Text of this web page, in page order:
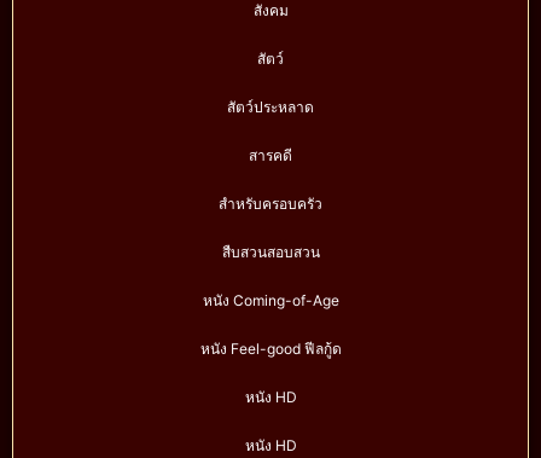
สังคม
สัตว์
สัตว์ประหลาด
สารคดี
สำหรับครอบครัว
สืบสวนสอบสวน
หนัง Coming-of-Age
หนัง Feel-good ฟีลกู้ด
หนัง HD
หนัง HD